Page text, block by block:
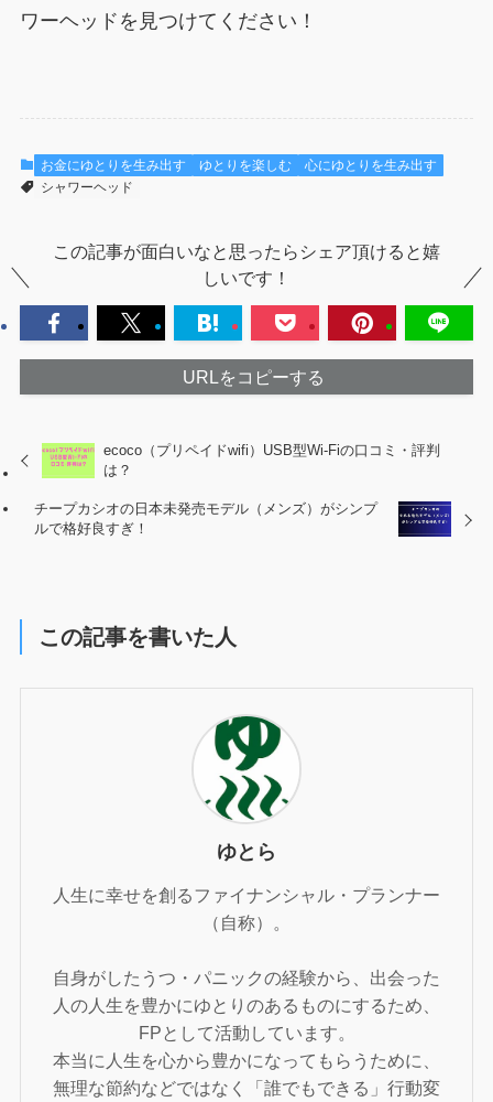
ワーヘッドを見つけてください！
お金にゆとりを生み出す ゆとりを楽しむ
心にゆとりを生み出す
シャワーヘッド
この記事が面白いなと思ったらシェア頂けると嬉
しいです！
URLをコピーする
ecoco（プリペイドwifi）USB型Wi-Fiの口コミ・評判
は？
チープカシオの日本未発売モデル（メンズ）がシンプ
ルで格好良すぎ！
この記事を書いた人
ゆとら
人生に幸せを創るファイナンシャル・プランナー
（自称）。
自身がしたうつ・パニックの経験から、出会った
人の人生を豊かにゆとりのあるものにするため、
FPとして活動しています。
本当に人生を心から豊かになってもらうために、
無理な節約などではなく「誰でもできる」行動変